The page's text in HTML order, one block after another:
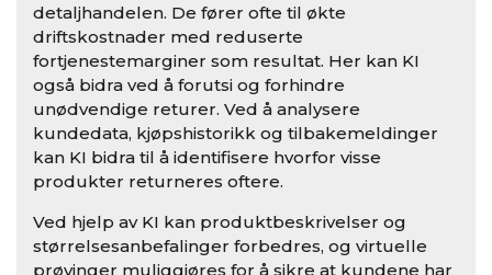
detaljhandelen. De fører ofte til økte
driftskostnader med reduserte
fortjenestemarginer som resultat. Her kan KI
også bidra ved å forutsi og forhindre
unødvendige returer. Ved å analysere
kundedata, kjøpshistorikk og tilbakemeldinger
kan KI bidra til å identifisere hvorfor visse
produkter returneres oftere.
Ved hjelp av KI kan produktbeskrivelser og
størrelsesanbefalinger forbedres, og virtuelle
prøvinger muliggjøres for å sikre at kundene har